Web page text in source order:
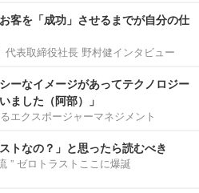
客を「成功」させるまでが自分の仕
代表取締役社長 野村健インタビュー
ーなイメージがあってテクノロジー
ました（阿部）」
エクスポージャーマネジメント
トなの？」と思ったら読むべき
” ゼロトラストここに爆誕